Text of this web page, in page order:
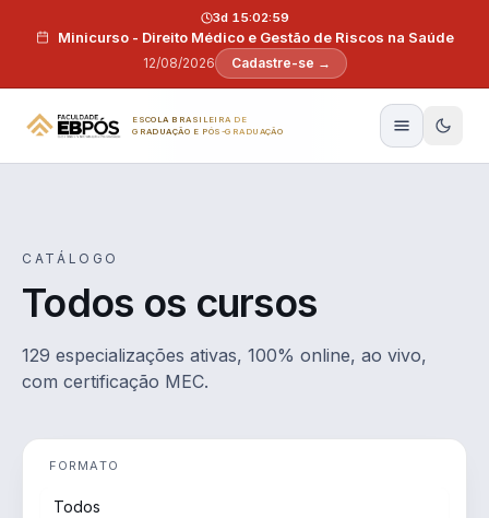
Minicurso - Direito Médico e Gestão de Riscos na Saúde
12/08/2026
3d 15:02:58
Cadastre-se →
ESCOLA BRASILEIRA DE
GRADUAÇÃO E PÓS-GRADUAÇÃO
CATÁLOGO
Todos os cursos
129 especializações ativas, 100% online, ao vivo,
com certificação MEC.
FORMATO
Todos